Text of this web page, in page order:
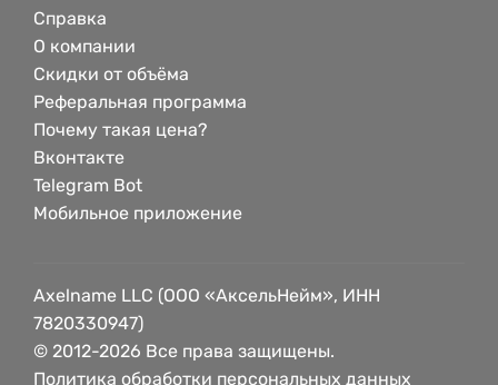
Справка
О компании
Скидки от объёма
Реферальная программа
Почему такая цена?
Вконтакте
Telegram Bot
Мобильное приложение
Axelname LLC (ООО «АксельНейм», ИНН
7820330947)
© 2012-2026 Все права защищены.
Политика обработки персональных данных